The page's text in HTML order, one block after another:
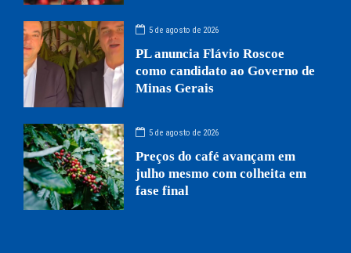
5 de agosto de 2026
PL anuncia Flávio Roscoe
como candidato ao Governo de
Minas Gerais
5 de agosto de 2026
Preços do café avançam em
julho mesmo com colheita em
fase final